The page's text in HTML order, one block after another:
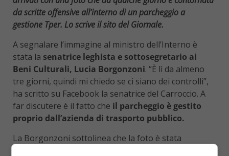
da scritte offensive all’interno di un parcheggio a
gestione Tper. Lo scrive il sito del Giornale.
A segnalare l’immagine al ministro dell’Interno è
stata la senatrice leghista e sottosegretario ai
Beni Culturali, Lucia Borgonzoni. “È lì da almeno
tre giorni, quindi mi chiedo se ci siano dei controlli”,
ha scritto su Facebook la senatrice del Carroccio. A
far discutere è il fatto che il parcheggio è gestito
proprio dall’azienda di trasporto pubblico.
La Borgonzoni sottolinea che la foto è stata